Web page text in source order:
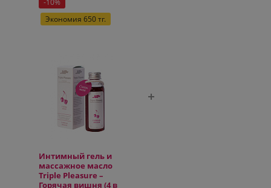
-10%
Экономия 650тг.
Интимный гель и
массажное масло
Triple Pleasure –
Горячая вишня (4 в